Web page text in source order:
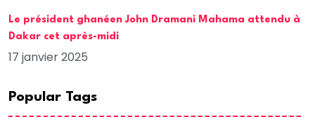
Le président ghanéen John Dramani Mahama attendu à
Dakar cet après-midi
17 janvier 2025
Popular Tags